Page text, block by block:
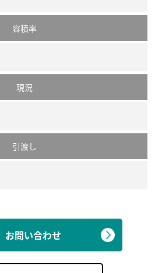
容積率
現況
引渡し
お問い合わせ